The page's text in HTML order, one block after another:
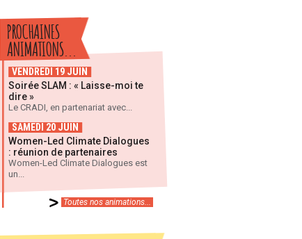
PROCHAINES
ANIMATIONS...
VENDREDI 19 JUIN
Soirée SLAM : « Laisse-moi te
dire »
Le CRADI, en partenariat avec...
SAMEDI 20 JUIN
Women-Led Climate Dialogues
: réunion de partenaires
Women-Led Climate Dialogues est
un...
Toutes nos animations...